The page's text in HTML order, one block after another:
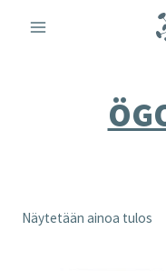
sisältöön
Näytetään ainoa tulos